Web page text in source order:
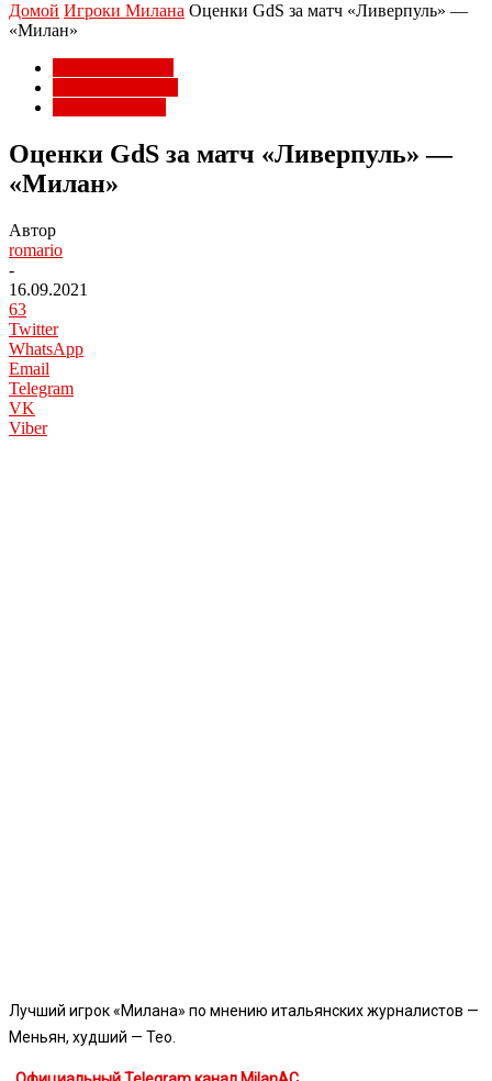
Домой Игроки Милана Оценки GdS за матч «Ливерпуль» —
«Милан»
Оценки GdS за матч «Ливерпуль» —
«Милан»
Автор
romario
-
16.09.2021
63
Twitter
WhatsApp
Email
Telegram
VK
Viber
Лучший игрок «Милана» по мнению итальянских журналистов —
Меньян, худший — Тео.